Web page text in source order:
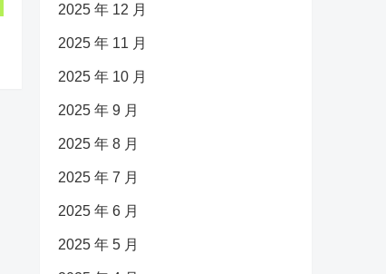
2025 年 12 月
2025 年 11 月
2025 年 10 月
2025 年 9 月
2025 年 8 月
2025 年 7 月
2025 年 6 月
2025 年 5 月